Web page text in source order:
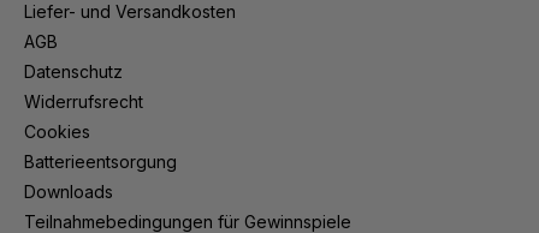
Liefer- und Versandkosten
AGB
Datenschutz
Widerrufsrecht
Cookies
Batterieentsorgung
Downloads
Teilnahmebedingungen für Gewinnspiele